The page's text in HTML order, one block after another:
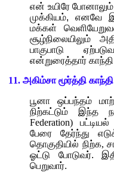
என் உயிரே போனாலும்
முக்கியம், எனவே
மக்கள்
சூழ்நிலையிலும்
பாகுபாடு
என்றுரைத்தார் காந்தி
11. அகிம்சா மூர்த்தி
பூனா ஒப்பந்தம்
நிற்கட்டும் இந்த
Federation)
பேரை
தேர்ந்து
தொகுதியில் நிற்க,
ஓட்டு போடுவர்.
பெறுவார்.